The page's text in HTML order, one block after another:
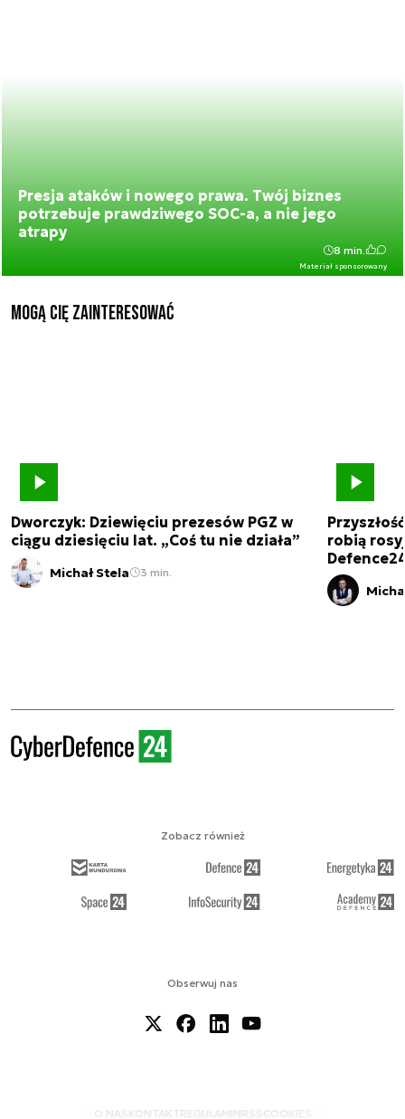
Presja ataków i nowego prawa. Twój biznes
potrzebuje prawdziwego SOC-a, a nie jego
atrapy
Materiał sponsorowany
8 min.
Mogą Cię zainteresować
Dworczyk: Dziewięciu prezesów PGZ w
ciągu dziesięciu lat. „Coś tu nie działa”
Michał Stela 3 min.
robią
Obserwuj nas
O NAS KONTAKTREGULAMINRSS COOKIES
Zobacz również